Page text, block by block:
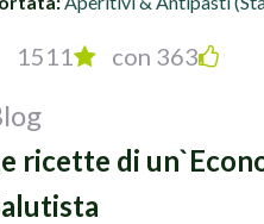
1511 con 363
ricette di